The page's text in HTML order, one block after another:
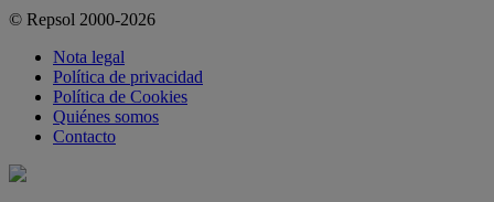
© Repsol 2000-2026
Nota legal
Política de privacidad
Política de Cookies
Quiénes somos
Contacto